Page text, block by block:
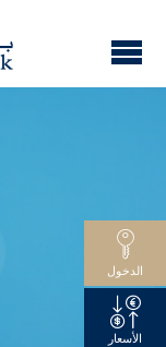
الدخول
الأسعار